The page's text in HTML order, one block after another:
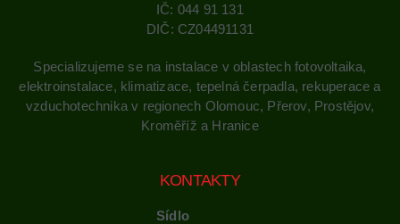
IČ: 044 91 131
DIČ: CZ04491131
Specializujeme se na instalace v oblastech fotovoltaika,
elektroinstalace, klimatizace, tepelná čerpadla, rekuperace a
vzduchotechnika v regionech Olomouc, Přerov, Prostějov,
Kroměříž a Hranice
KONTAKTY
Sídlo